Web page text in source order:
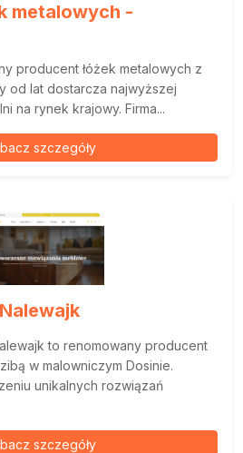
metalowych -
producent łóżek metalowych z
od lat dostarcza najwyższej
na rynek krajowy. Firma...
szczegóły
to renomowany producent
w malowniczym Dosinie.
unikalnych rozwiązań
szczegóły